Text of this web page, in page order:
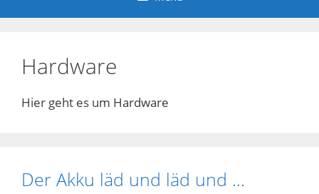
Hardware
Hier geht es um Hardware
Der Akku läd und läd und …